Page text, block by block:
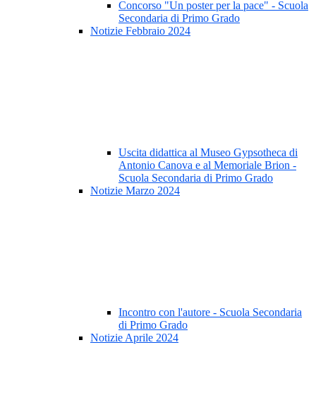
Concorso "Un poster per la pace" - Scuola
Secondaria di Primo Grado
Notizie Febbraio 2024
Uscita didattica al Museo Gypsotheca di
Antonio Canova e al Memoriale Brion -
Scuola Secondaria di Primo Grado
Notizie Marzo 2024
Incontro con l'autore - Scuola Secondaria
di Primo Grado
Notizie Aprile 2024